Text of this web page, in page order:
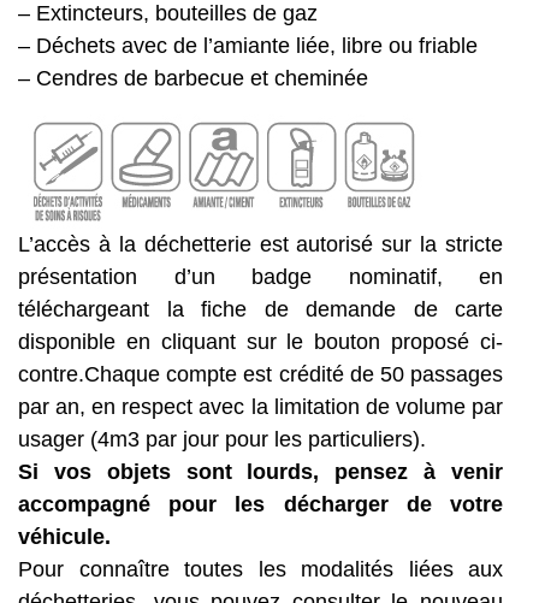
– Extincteurs, bouteilles de gaz
– Déchets avec de l’amiante liée, libre ou friable
– Cendres de barbecue et cheminée
L’accès à la déchetterie est autorisé sur la stricte
présentation d’un badge nominatif, en
téléchargeant la fiche de demande de carte
disponible en cliquant sur le bouton proposé ci-
contre.Chaque compte est crédité de 50 passages
par an, en respect avec la limitation de volume par
usager (4m3 par jour pour les particuliers).
Si vos objets sont lourds, pensez à venir
accompagné pour les décharger de votre
véhicule.
Pour connaître toutes les modalités liées aux